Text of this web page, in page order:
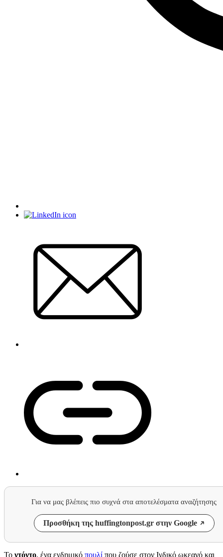
Για να μας βλέπεις πιο συχνά στα αποτελέσματα αναζήτησης
Προσθήκη της huffingtonpost.gr στην Google
Το ντόντο, ένα ενδημικό πουλί που ζούσε στον Ινδικό ωκεανό και